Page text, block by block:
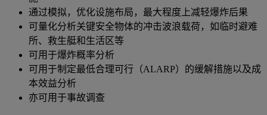
通过模拟，优化设施布局，最大程度上减轻爆炸后果
可量化分析关键安全物体的冲击波浪载荷，如临时避难
所、救生艇和生活区等
可用于爆炸概率分析
可用于制定最低合理可行（ALARP）的缓解措施以及成
本效益分析
亦可用于事故调查